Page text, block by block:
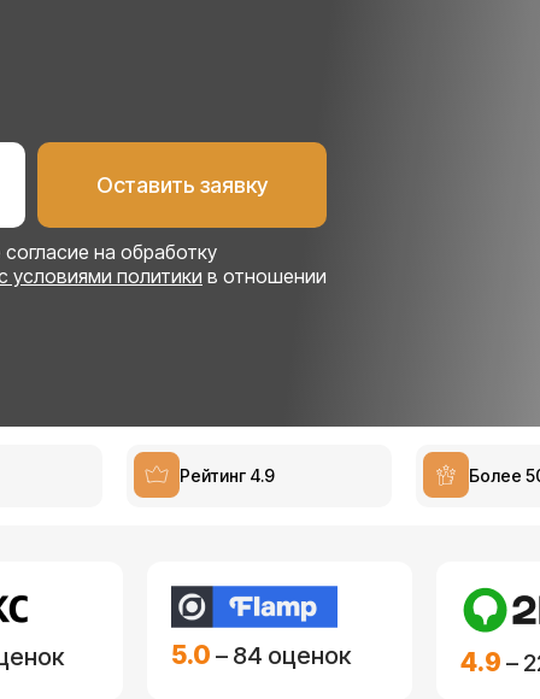
на обработку
условиями политики в отношении
Рейтинг 4.9 Более
5.0 – 84 оценок 4.9 –